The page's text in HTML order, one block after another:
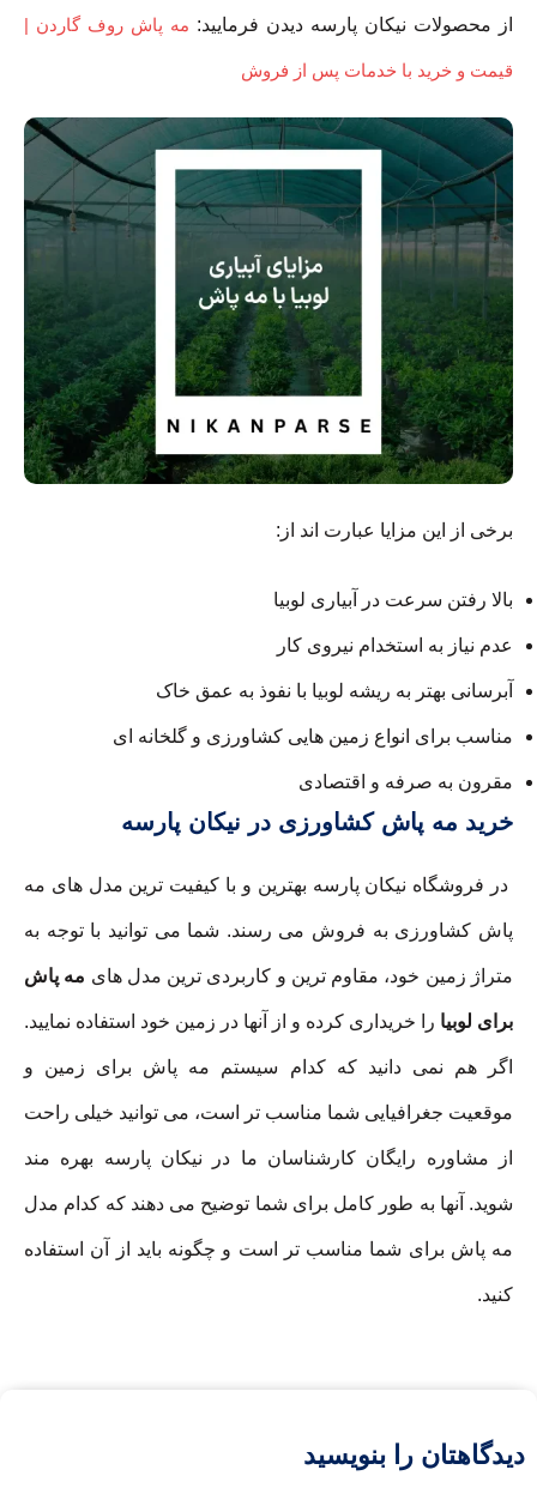
از محصولات نیکان پارسه دیدن فرمایید: مه پاش روف گاردن |
قیمت و خرید با خدمات پس از فروش
برخی از این مزایا عبارت اند از:
بالا رفتن سرعت در آبیاری لوبیا
عدم نیاز به استخدام نیروی کار
آبرسانی بهتر به ریشه لوبیا با نفوذ به عمق خاک
مناسب برای انواع زمین هایی کشاورزی و گلخانه ای
مقرون به صرفه و اقتصادی
خرید مه پاش کشاورزی در نیکان پارسه
در فروشگاه نیکان پارسه بهترین و با کیفیت ترین مدل های مه
پاش کشاورزی به فروش می رسند. شما می توانید با توجه به
متراژ زمین خود، مقاوم ترین و کاربردی ترین مدل های مه پاش
برای لوبیا را خریداری کرده و از آنها در زمین خود استفاده نمایید.
اگر هم نمی دانید که کدام سیستم مه پاش برای زمین و
موقعیت جغرافیایی شما مناسب تر است، می توانید خیلی راحت
از مشاوره رایگان کارشناسان ما در نیکان پارسه بهره مند
شوید. آنها به طور کامل برای شما توضیح می دهند که کدام مدل
مه پاش برای شما مناسب تر است و چگونه باید از آن استفاده
کنید.
دیدگاهتان را بنویسید